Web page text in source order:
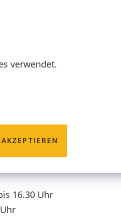
verwendet.
16.30 Uhr